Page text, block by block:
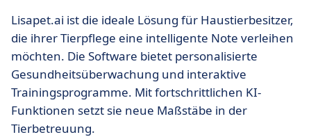
Lisapet.ai ist die ideale Lösung für Haustierbesitzer,
die ihrer Tierpflege eine intelligente Note verleihen
möchten. Die Software bietet personalisierte
Gesundheitsüberwachung und interaktive
Trainingsprogramme. Mit fortschrittlichen KI-
Funktionen setzt sie neue Maßstäbe in der
Tierbetreuung.